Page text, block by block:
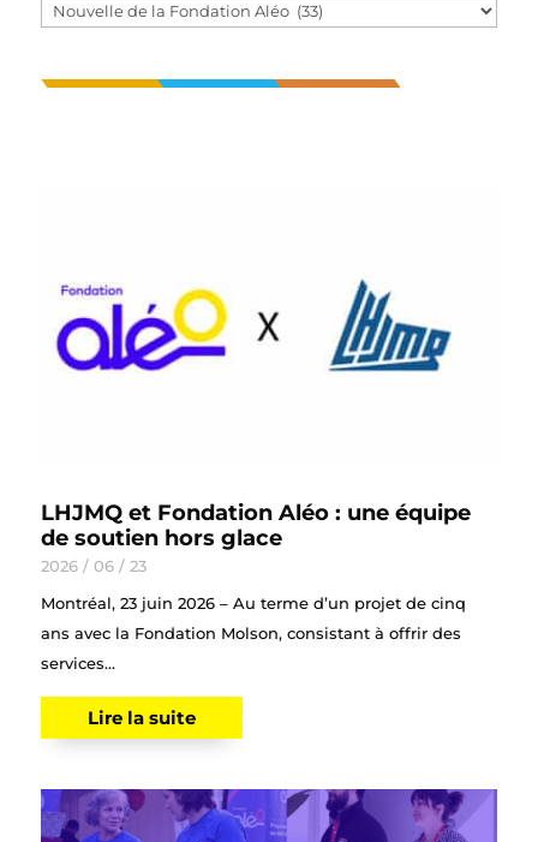
LHJMQ et Fondation Aléo : une équipe
de soutien hors glace
2026 / 06 / 23
Montréal, 23 juin 2026 – Au terme d’un projet de cinq
ans avec la Fondation Molson, consistant à offrir des
services...
Lire la suite